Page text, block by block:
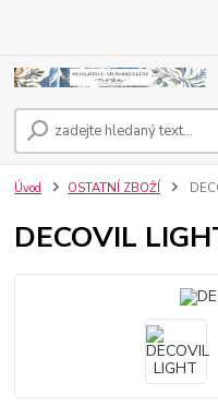
Úvod OSTATNÍ ZBOŽÍ
DECOVIL